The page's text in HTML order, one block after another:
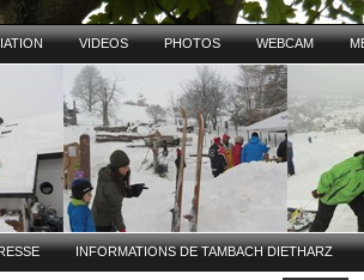
VIDEOS PHOTOS WEBCAM
INFORMATIONS DE TAMBACH DIETHARZ